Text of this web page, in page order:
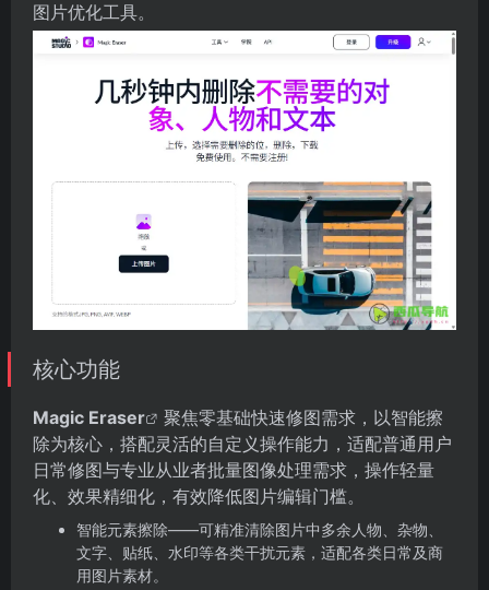
图片优化工具。
核心功能
Magic Eraser
聚焦零基础快速修图需求，以智能擦
除为核心，搭配灵活的自定义操作能力，适配普通用户
日常修图与专业从业者批量图像处理需求，操作轻量
化、效果精细化，有效降低图片编辑门槛。
智能元素擦除——可精准清除图片中多余人物、杂物、
文字、贴纸、水印等各类干扰元素，适配各类日常及商
用图片素材。